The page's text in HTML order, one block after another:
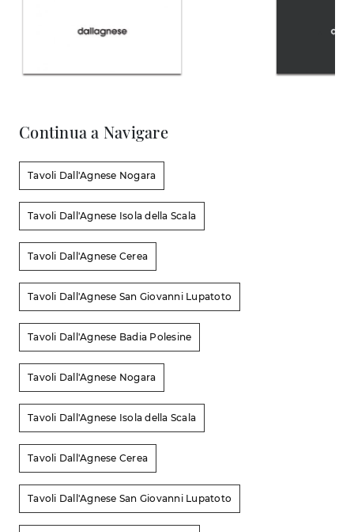
Continua a Navigare
Tavoli Dall'Agnese Nogara
Tavoli Dall'Agnese Isola della Scala
Tavoli Dall'Agnese Cerea
Tavoli Dall'Agnese San Giovanni Lupatoto
Tavoli Dall'Agnese Badia Polesine
Tavoli Dall'Agnese Nogara
Tavoli Dall'Agnese Isola della Scala
Tavoli Dall'Agnese Cerea
Tavoli Dall'Agnese San Giovanni Lupatoto